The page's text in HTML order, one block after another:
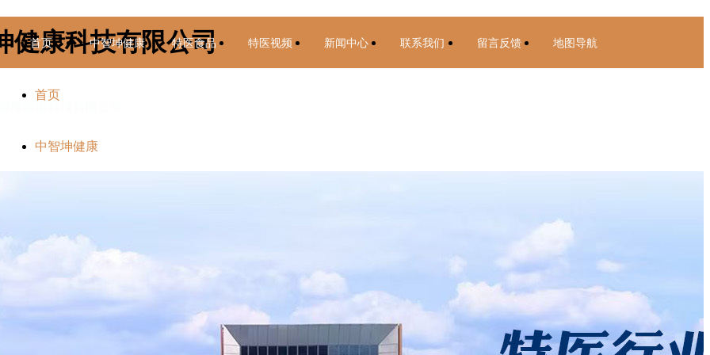
健康科技有限公司
首页 中智坤健康 特医食品 特医视频 新闻中心 联系我们 留言反馈 地图导航
首页
中智坤健康